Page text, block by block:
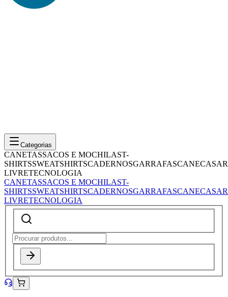
Categorias
CANETASSACOS E MOCHILAST-
SHIRTSSWEATSHIRTSCADERNOSGARRAFASCANECASAR
LIVRETECNOLOGIA
CANETASSACOS E MOCHILAST-
SHIRTSSWEATSHIRTSCADERNOSGARRAFASCANECASAR
LIVRETECNOLOGIA